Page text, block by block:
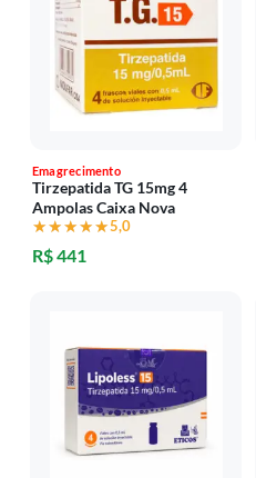
Emagrecimento
Tirzepatida TG 15mg 4
Ampolas Caixa Nova
★★★★★
★★★★★5,0
R$ 441